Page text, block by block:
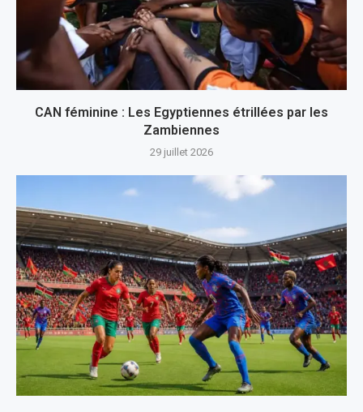
CAN féminine : Les Egyptiennes étrillées par les
Zambiennes
29 juillet 2026